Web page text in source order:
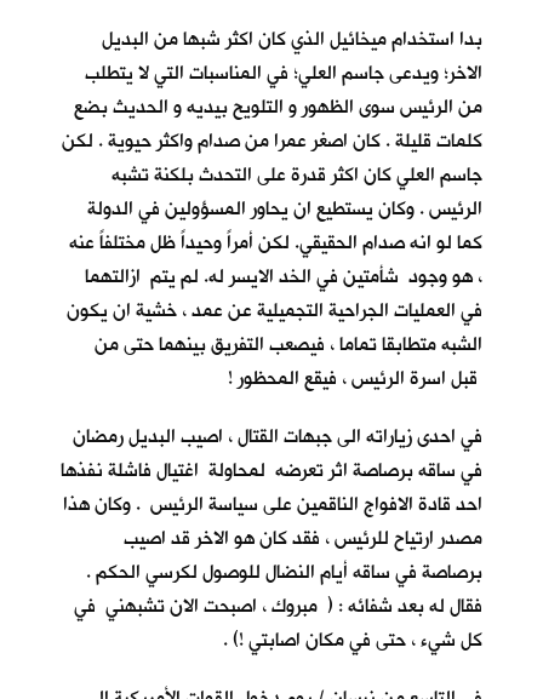
بدا استخدام ميخائيل الذي كان اكثر شبها من البديل
الاخر؛ ويدعى جاسم العلي؛ في المناسبات التي لا يتطلب
من الرئيس سوى الظهور و التلويح بيديه و الحديث بضع
كلمات قليلة . كان اصغر عمرا من صدام واكثر حيوية . لكن
جاسم العلي كان اكثر قدرة على التحدث بلكنة تشبه
الرئيس . وكان يستطيع ان يحاور المسؤولين في الدولة
كما لو انه صدام الحقيقي. لكن أمراً وحيداً ظل مختلفاً عنه
، هو وجود شأمتين في الخد الايسر له. لم يتم ازالتهما
في العمليات الجراحية التجميلية عن عمد ، خشية ان يكون
الشبه متطابقا تماما ، فيصعب التفريق بينهما حتى من
قبل اسرة الرئيس ، فيقع المحظور !
في احدى زياراته الى جبهات القتال ، اصيب البديل رمضان
في ساقه برصاصة اثر تعرضه لمحاولة اغتيال فاشلة نفذها
احد قادة الافواج الناقمين على سياسة الرئيس . وكان هذا
مصدر ارتياح للرئيس ، فقد كان هو الاخر قد اصيب
برصاصة في ساقه أيام النضال للوصول لكرسي الحكم .
فقال له بعد شفائه : ( مبروك ، اصبحت الان تشبهني في
كل شيء ، حتى في مكان اصابتي !) .